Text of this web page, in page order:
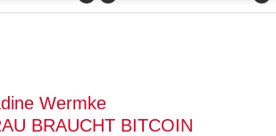
Wermke
BRAUCHT BITCOIN
den Zustimmungsstatus des